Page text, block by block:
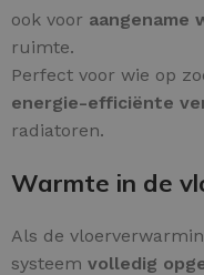
ook voor aangename
ruimte.
Perfect voor wie op
energie-efficiënte
radiatoren.
Warmte in de
Als de
systeem volledig